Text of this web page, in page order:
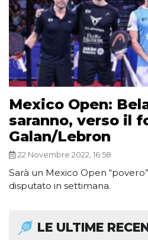
Mexico Open:
saranno, verso il
Galan/Lebron
22 Novembre 2022, 16:58
Sarà un Mexico Open
disputato in settimana.
LE ULTIME